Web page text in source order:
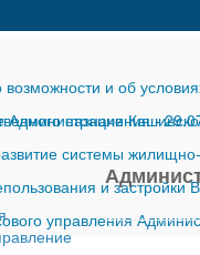
и об
назначения-
Администрации
системы
и застройки
управления